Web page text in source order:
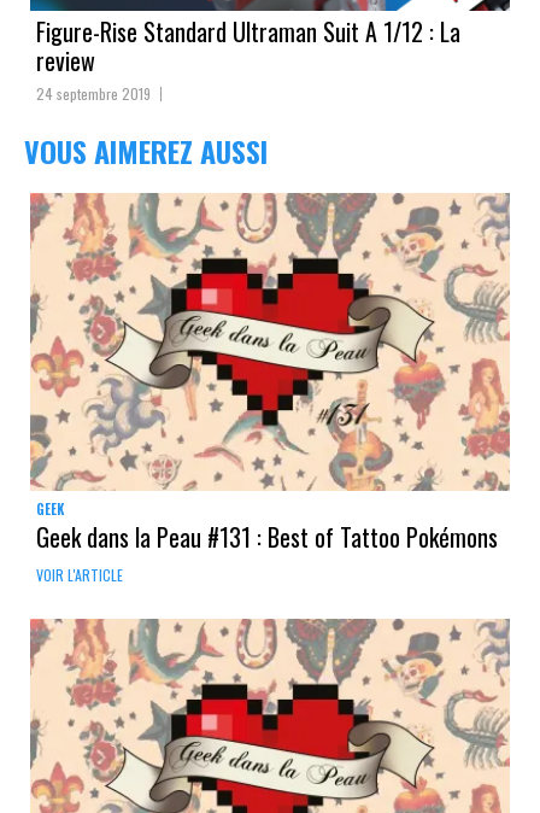
Figure-Rise Standard Ultraman Suit A 1/12 : La
review
24 septembre 2019
VOUS AIMEREZ AUSSI
GEEK
Geek dans la Peau #131 : Best of Tattoo Pokémons
VOIR L'ARTICLE